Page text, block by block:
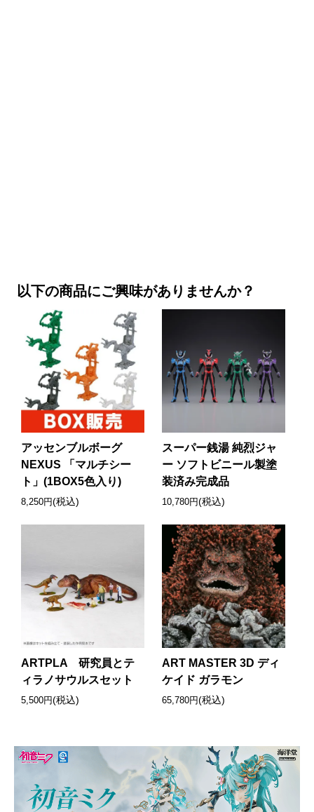
以下の商品にご興味がありませんか？
アッセンブルボーグ
NEXUS 「マルチシー
ト」(1BOX5色入り)
8,250円(税込)
スーパー銭湯 純烈ジャ
ー ソフトビニール製塗
装済み完成品
10,780円(税込)
ARTPLA 研究員とテ
ィラノサウルスセット
5,500円(税込)
ART MASTER 3D ディ
ケイド ガラモン
65,780円(税込)